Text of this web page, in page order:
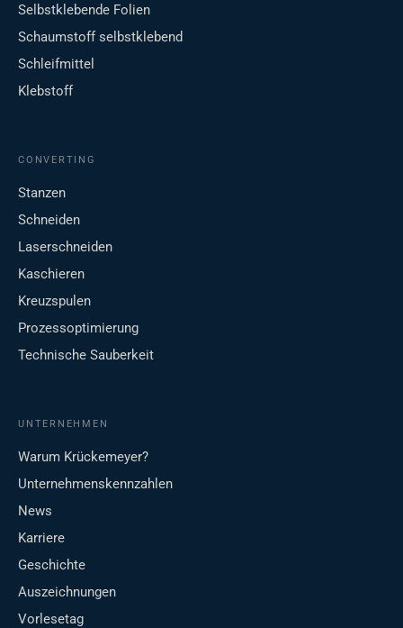
Selbstklebende Folien
Schaumstoff selbstklebend
Schleifmittel
Klebstoff
CONVERTING
Stanzen
Schneiden
Laserschneiden
Kaschieren
Kreuzspulen
Prozessoptimierung
Technische Sauberkeit
UNTERNEHMEN
Warum Krückemeyer?
Unternehmenskennzahlen
News
Karriere
Geschichte
Auszeichnungen
Vorlesetag